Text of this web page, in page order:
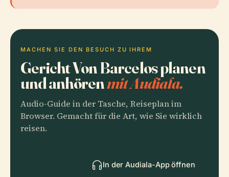
MACHEN SIE DEN BESUCH ZU IHREM
Gericht Von Barcelos planen
und anhörenmit Audiala.
Audio-Guide in der Tasche, Reiseplan im
Browser. Gemacht für die Art, wie Sie wirklich
reisen.
In der Audiala-App öffnen